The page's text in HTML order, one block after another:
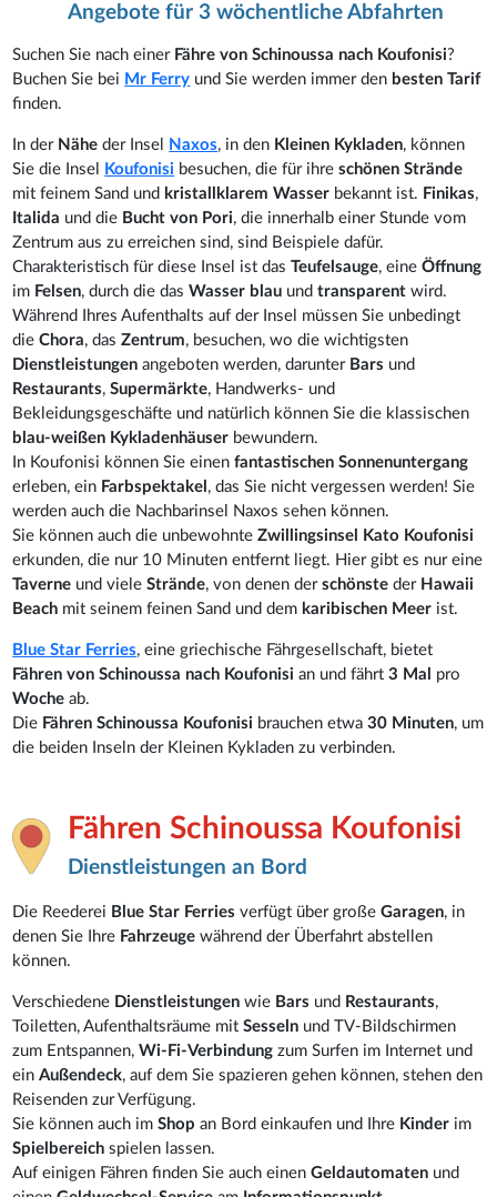
Angebote für 3 wöchentliche Abfahrten
Suchen Sie nach einer Fähre von Schinoussa nach Koufonisi?
Buchen Sie bei Mr Ferry und Sie werden immer den besten Tarif
finden.
In der Näheder Insel Naxos, in den Kleinen Kykladen, können
Sie die Insel Koufonisi besuchen, die für ihreschönen Strände
mit feinem Sand und kristallklarem Wasser bekannt ist. Finikas,
Italida und die Bucht von Pori, die innerhalb einer Stunde vom
Zentrum aus zu erreichen sind, sind Beispiele dafür.
Charakteristisch für diese Insel ist dasTeufelsauge, eineÖffnung
im Felsen, durch die dasWasser blau undtransparentwird.
Während Ihres Aufenthalts auf der Insel müssen Sie unbedingt
dieChora, dasZentrum, besuchen, wo die wichtigsten
Dienstleistungenangeboten werden, darunter Bars und
Restaurants,Supermärkte, Handwerks- und
Bekleidungsgeschäfte und natürlich können Sie die klassischen
blau-weißen Kykladenhäuser bewundern.
In Koufonisi können Sie einenfantastischen Sonnenuntergang
erleben, ein Farbspektakel , das Sie nicht vergessen werden! Sie
werden auch die Nachbarinsel Naxos sehen können.
Sie können auch die unbewohnteZwillingsinsel Kato Koufonisi
erkunden, die nur 10 Minuten entfernt liegt. Hier gibt es nur eine
Taverne und vieleStrände, von denen derschönsteder Hawaii
Beach mit seinem feinen Sand und dem karibischen Meer ist.
Blue Star Ferries, eine griechische Fährgesellschaft, bietet
Fähren von Schinoussa nach Koufonisi an und fährt 3 Mal
pro
Wocheab.
Die Fähren Schinoussa Koufonisi brauchen etwa30 Minuten, um
die beiden Inseln der Kleinen Kykladen zu verbinden.
Fähren Schinoussa Koufonisi
Dienstleistungen an Bord
Die Reederei Blue Star Ferries verfügt über großeGaragen, in
denen Sie Ihre Fahrzeugewährend der Überfahrt abstellen
können.
Verschiedene Dienstleistungenwie Bars und Restaurants,
Toiletten, Aufenthaltsräume mitSesseln und TV-Bildschirmen
zum Entspannen,Wi-Fi-Verbindung zum Surfen im Internet und
einAußendeck, auf dem Sie spazieren gehen können, stehen den
Reisenden zur Verfügung.
Sie können auch imShopan Bord einkaufen und Ihre Kinder im
Spielbereichspielen lassen.
Auf einigen Fähren finden Sie auch einenGeldautomaten und